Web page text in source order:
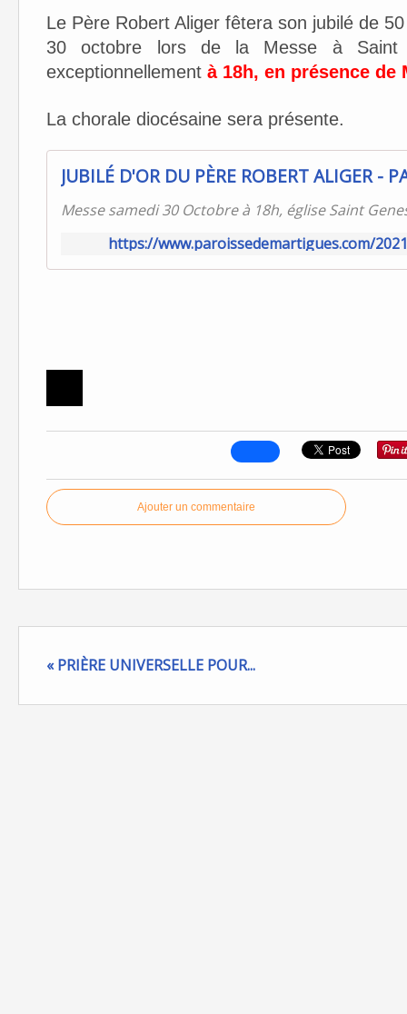
Le Père Robert Aliger fêtera son jubilé de
30 octobre lors de la Messe à Saint
exceptionnellement à 18h, en présence de
La chorale diocésaine sera présente.
Messe samedi 30 Octobre à 18h, église Saint
https://www.paroissedemartigues.com/
Ajouter un commentaire
« PRIÈRE UNIVERSELLE POUR...